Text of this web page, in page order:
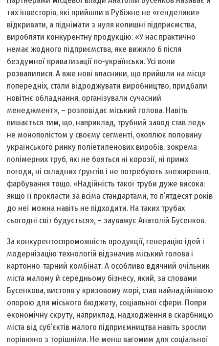
тих інвесторів, які прийшли в Рубіжне не «генделики»
відкривати, а піднімати з нуля колишні підприємства,
виробляти конкурентну продукцію. «У нас практично
немає жодного підприємства, яке вижило б після
бездумної приватизації по-українськи. Усі вони
розвалилися. А вже нові власники, що прийшли на місця
попередніх, стали відроджувати виробництво, придбали
новітнє обладнання, організували сучасний
менеджмент», – розповідає міський голова. Навіть
пишається тим, що, наприклад, трубний завод став ледь
не монополістом у своєму сегменті, охоплює половину
українського ринку поліетиленових виробів, зокрема
полімерних труб, які не бояться ні корозії, ні примх
погоди, ні складних ґрунтів і не потребують знежирення,
фарбування тощо. «Надійність такої труби дуже висока:
якщо її прокласти за всіма стандартами, то п’ятдесят років
до неї можна навіть не підходити. На таких трубах
сьогодні світ будується», – зауважує Анатолій Бусенков.
За конкурентоспроможність продукції, генерацію ідей і
модернізацію технологій відзначив міський голова і
картонно-тарний комбінат. А особливо вдячний очільник
міста малому й середньому бізнесу, який, за словами
Бусенкова, вистояв у кризовому морі, став найнадійнішою
опорою для міського бюджету, соціальної сфери. Попри
економічну скруту, наприклад, надходження в скарбницю
міста від суб’єктів малого підприємництва навіть зросли
порівняно з торішніми. Не менш вагомим для соціальної